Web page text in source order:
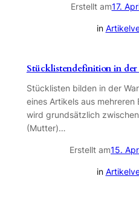
Erstellt am17.
in
Stücklistendefinition in
Stücklisten bilden in der
eines Artikels aus
wird grundsätzlich
(Mutter)…
Erstellt am15.
in